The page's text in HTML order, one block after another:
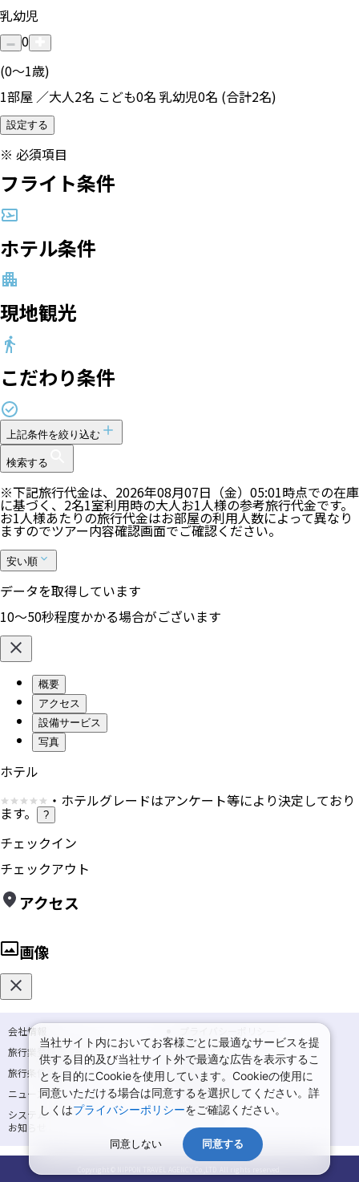
乳幼児
0
(0〜1歳)
1部屋 ／大人2名 こども0名 乳幼児0名 (合計2名)
設定する
※ 必須項目
フライト条件
ホテル条件
現地観光
こだわり条件
上記条件を絞り込む
検索する
※下記旅行代金は、 2026年08月07日（金）05:01時点での在庫
に基づく、2名1室利用時の大人お1人様の参考旅行代金です。
お1人様あたりの旅行代金はお部屋の利用人数によって異なり
ますのでツアー内容確認画面でご確認ください。
安い順
データを取得しています
10〜50秒程度かかる場合がございます
概要
アクセス
設備サービス
写真
ホテル
・ホテルグレードはアンケート等により決定しており
ます。 ?
チェックイン
チェックアウト
アクセス
画像
会社情報
旅行業登録票・約款
規約集
旅行条件書
商標について
ニュースリリース
採用情報
システムメンテナンスの
お知らせ
サイトマップ
当社サイト内においてお客様ごとに最適なサービスを提
供する目的及び当社サイト外で最適な広告を表示するこ
とを目的にCookieを使用しています。Cookieの使用に
同意いただける場合は同意するを選択してください。詳
しくはプライバシーポリシーをご確認ください。
同意しない 同意する